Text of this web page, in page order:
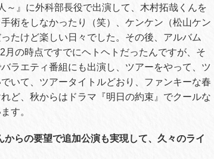
～』に外科部長役で出演して、木村拓哉くんを
術をしなかったり（笑）、ケンケン（松山ケン
たけど楽しい日々でした。その後、アルバム
月の時点ですでにヘトヘトだったんですが、そ
ラエティ番組にも出演し、ツアーをやって、ツ
いて、ツアータイトルどおり、ファンキーな春
ど、秋からはドラマ『明日の約束』でクールな
す。
らの要望で追加公演も実現して、久々のライ